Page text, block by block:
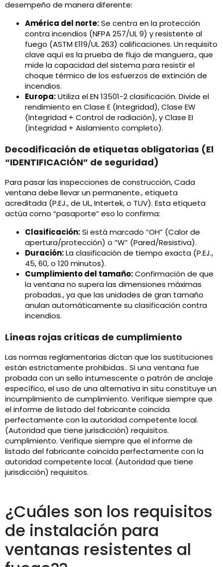
desempeño de manera diferente:
América del norte:Se centra en la protección
contra incendios (NFPA 257/UL 9) y resistente al
fuego (ASTM E119/UL 263) calificaciones. Un requisito
clave aquí es la prueba de flujo de manguera., que
mide la capacidad del sistema para resistir el
choque térmico de los esfuerzos de extinción de
incendios.
Europa:Utiliza el EN 13501-2 clasificación. Divide el
rendimiento en Clase E (Integridad), Clase EW
(Integridad + Control de radiación), y Clase EI
(Integridad + Aislamiento completo).
Decodificación de etiquetas obligatorias (El
“IDENTIFICACIÓN” de seguridad)
Para pasar las inspecciones de construcción, Cada
ventana debe llevar un permanente., etiqueta
acreditada (P.EJ., de UL, Intertek, o TUV). Esta etiqueta
actúa como “pasaporte” eso lo confirma:
Clasificación:Si está marcado “OH” (Calor de
apertura/protección) o “W” (Pared/Resistiva).
Duración:La clasificación de tiempo exacta (P.EJ.,
45, 60, o 120 minutos).
Cumplimiento del tamaño:Confirmación de que
la ventana no supera las dimensiones máximas
probadas., ya que las unidades de gran tamaño
anulan automáticamente su clasificación contra
incendios.
Líneas rojas críticas de cumplimiento
Las normas reglamentarias dictan que las sustituciones
están estrictamente prohibidas.. Si una ventana fue
probada con un sello intumescente o patrón de anclaje
específico, el uso de una alternativa in situ constituye un
incumplimiento de cumplimiento. Verifique siempre que
el informe de listado del fabricante coincida
perfectamente con la autoridad competente local.
(Autoridad que tiene jurisdicción) requisitos.
cumplimiento. Verifique siempre que el informe de
listado del fabricante coincida perfectamente con la
autoridad competente local. (Autoridad que tiene
jurisdicción) requisitos.
¿Cuáles son los requisitos
de instalación para
ventanas resistentes al